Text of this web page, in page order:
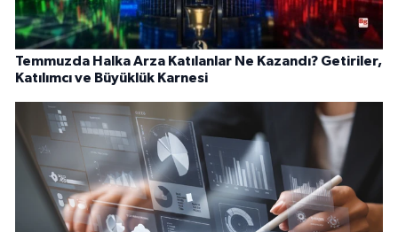
Temmuzda Halka Arza Katılanlar Ne Kazandı? Getiriler,
Katılımcı ve Büyüklük Karnesi